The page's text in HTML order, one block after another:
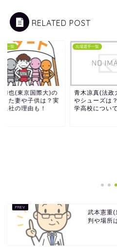
RELATED POST
手一覧
和也(東京国際大)の
した妻や子供は？実
退社の理由も！
出場選手一覧
青木凉真(法政
やシューズは
学高校について
武本憲重(
判や場所